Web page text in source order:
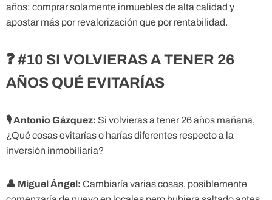
años: comprar solamente inmuebles de alta calidad y
apostar más por revalorización que por rentabilidad.
❓ #10 SI VOLVIERAS A TENER 26
AÑOS QUÉ EVITARÍAS
🎙Antonio Gázquez: Si volvieras a tener 26 años mañana,
¿Qué cosas evitarías o harías diferentes respecto a la
inversión inmobiliaria?
👤 Miguel Ángel: Cambiaría varias cosas, posiblemente